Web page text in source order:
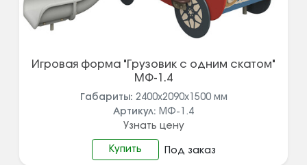
Игровая форма "Грузовик с одним скатом"
МФ-1.4
Габариты: 2400х2090х1500 мм
Артикул: МФ-1.4
Узнать цену
Купить Под заказ